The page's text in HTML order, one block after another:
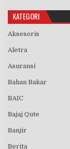
KATEGORI
Aksesoris
Aletra
Asuransi
Bahan Bakar
BAIC
Bajaj Qute
Banjir
Berita